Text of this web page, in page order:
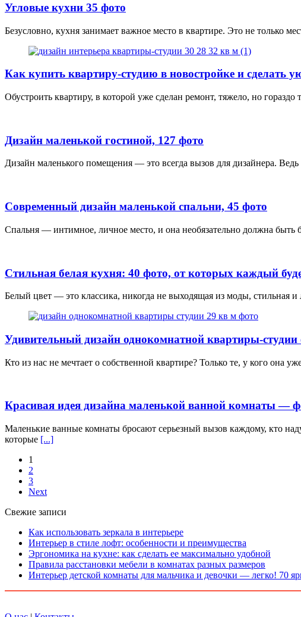
Угловые кухни 35 фото
Безусловно, кухня занимает важное место в квартире. Это не только
Как купить квартиру-студию в новостройке и сделать
Обустроить квартиру, в которой уже сделан ремонт, тяжело, но
Дизайн маленькой гостиной, 127 фото
Дизайн маленького помещения — это всегда вызов для дизайнера. Ведь
Современный дизайн маленькой спальни, 45 фото
Спальня — интимное, личное место, и она необязательно должна
Стильная белая кухня: 40 фото, от которых каждый
Белый цвет — это классика, никогда не выходящая из моды, стильная
Удивительный дизайн однокомнатной квартиры-студии
Кто из нас не мечтает о собственной квартире? Только те, у кого она
Красивая идея дизайна маленькой ванной комнаты —
Маленькие ванные комнаты бросают серьезный вызов каждому, кто
которые [...]
1
2
3
Next
Свежие записи
Как использовать зеркала в интерьере
Интерьер в стиле лофт: особенности и преимущества
Эргономика на кухне: как сделать ее максимально удобной
Правила расстановки мебели в комнатах разных размеров
Интерьер детской комнаты для мальчика и девочки — легко! 70